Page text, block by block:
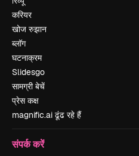
करियर
खोज रुझान
ब्लॉग
घटनाक्रम
Slidesgo
सामग्री बेचें
प्रेस कक्ष
magnific.ai ढूंढ रहे हैं
संपर्क करें